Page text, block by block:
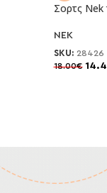
Σορτς Nek
NEK
SKU: 28426
18.00€